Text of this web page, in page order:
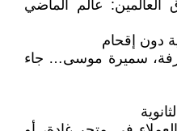
عالم الماضي
سميرة موسى… جاء